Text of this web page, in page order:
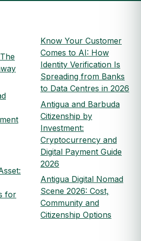
for
Know Your Customer
Comes to AI: How
Identity Verification Is
Spreading from Banks
to Data Centres in 2026
Antigua and Barbuda
Citizenship by
Investment:
Cryptocurrency and
Digital Payment Guide
2026
Antigua Digital Nomad
Scene 2026: Cost,
Community and
Citizenship Options